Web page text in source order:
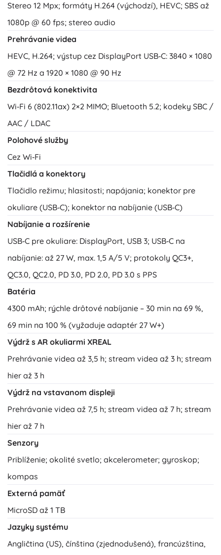
Stereo 12 Mpx; formáty H.264 (východzí), HEVC; SBS až
1080p @ 60 fps; stereo audio
Prehrávanie videa
HEVC, H.264; výstup cez DisplayPort USB‑C: 3840 × 1080
@ 72 Hz a 1920 × 1080 @ 90 Hz
Bezdrôtová konektivita
Wi‑Fi 6 (802.11ax) 2×2 MIMO; Bluetooth 5.2; kodeky SBC /
AAC / LDAC
Polohové služby
Cez Wi‑Fi
Tlačidlá a konektory
Tlačidlo režimu; hlasitosti; napájania; konektor pre
okuliare (USB‑C); konektor na nabíjanie (USB‑C)
Nabíjanie a rozšírenie
USB‑C pre okuliare: DisplayPort, USB 3; USB‑C na
nabíjanie: až 27 W, max. 1,5 A/5 V; protokoly QC3+,
QC3.0, QC2.0, PD 3.0, PD 2.0, PD 3.0 s PPS
Batéria
4300 mAh; rýchle drôtové nabíjanie – 30 min na 69 %,
69 min na 100 % (vyžaduje adaptér 27 W+)
Výdrž s AR okuliarmi XREAL
Prehrávanie videa až 3,5 h; stream videa až 3 h; stream
hier až 3 h
Výdrž na vstavanom displeji
Prehrávanie videa až 7,5 h; stream videa až 7 h; stream
hier až 7 h
Senzory
Priblíženie; okolité svetlo; akcelerometer; gyroskop;
kompas
Externá pamäť
MicroSD až 1 TB
Jazyky systému
Angličtina (US), čínština (zjednodušená), francúzština,